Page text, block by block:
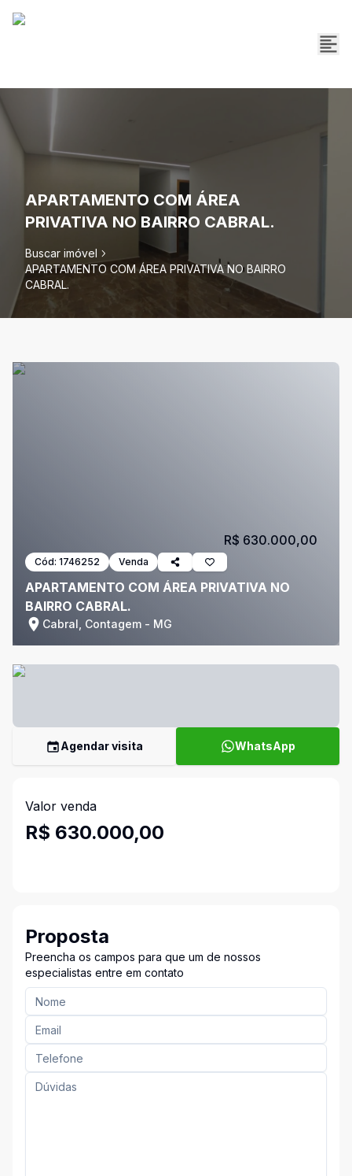
APARTAMENTO COM ÁREA
PRIVATIVA NO BAIRRO CABRAL.
Buscar imóvel
APARTAMENTO COM ÁREA PRIVATIVA NO BAIRRO
CABRAL.
Cód: 1746252 Venda
APARTAMENTO COM ÁREA PRIVATIVA NO
BAIRRO CABRAL.
Cabral, Contagem - MG
R$ 630.000,00
Agendar visita WhatsApp
Valor venda
R$ 630.000,00
Proposta
Preencha os campos para que um de nossos
especialistas entre em contato